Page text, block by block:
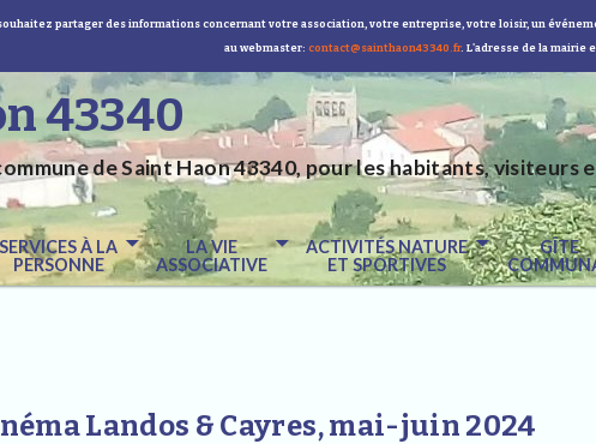
partager des informations concernant votre association, votre entreprise, votre loisir, un
au webmaster: contact@sainthaon43340.fr. L'adresse de la mairie
43340
de Saint Haon 43340, pour les habitants, visiteurs
SERVICES À LA
PERSONNE
LA VIE
ASSOCIATIVE
ACTIVITÉS NATURE
ET SPORTIVES
GÎTE
Landos & Cayres, mai-juin 2024